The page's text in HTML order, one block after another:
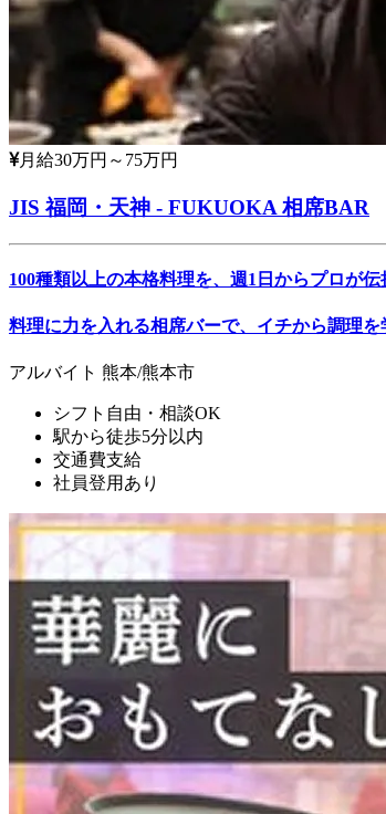
月給30万円～75万円
JIS 福岡・天神 - FUKUOKA 相席BAR
100種類以上の本格料理を、週1日からプロが
料理に力を入れる相席バーで、イチから調理を
アルバイト 熊本/熊本市
シフト自由・相談OK
駅から徒歩5分以内
交通費支給
社員登用あり